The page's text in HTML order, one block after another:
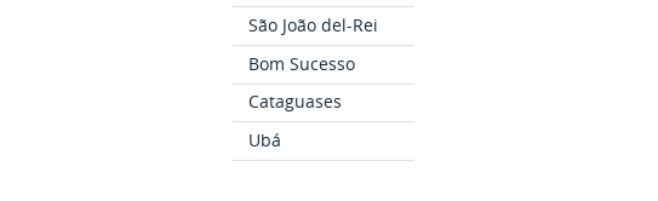
São João del-Rei
Bom Sucesso
Cataguases
Ubá